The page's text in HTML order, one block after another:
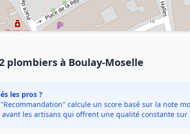
plombiers à Boulay-Moselle
les pros ?
calcule un score basé sur la note
les artisans qui offrent une qualité constante sur